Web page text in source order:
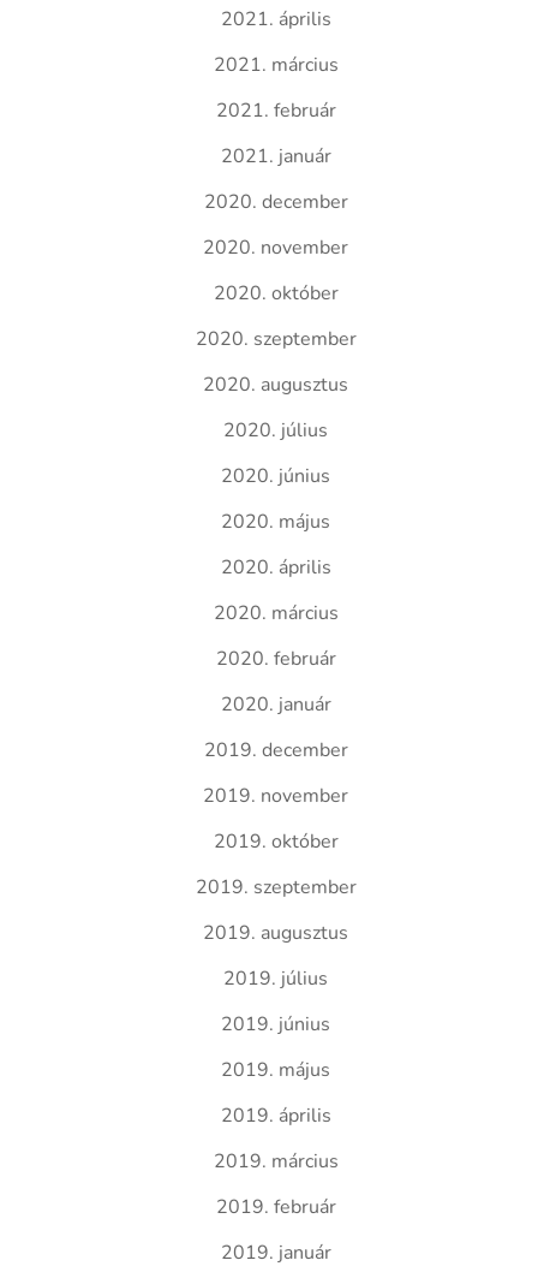
2021. április
2021. március
2021. február
2021. január
2020. december
2020. november
2020. október
2020. szeptember
2020. augusztus
2020. július
2020. június
2020. május
2020. április
2020. március
2020. február
2020. január
2019. december
2019. november
2019. október
2019. szeptember
2019. augusztus
2019. július
2019. június
2019. május
2019. április
2019. március
2019. február
2019. január